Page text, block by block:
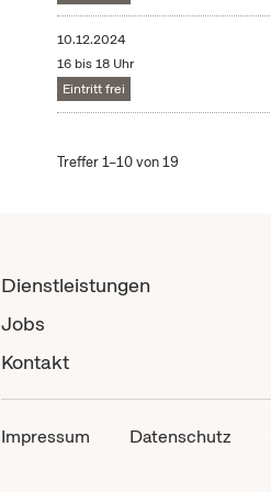
10.12.2024
16 bis 18 Uhr
Eintritt frei
Treffer 1–10 von 19
Dienstleistungen
Jobs
Kontakt
Impressum Datenschutz